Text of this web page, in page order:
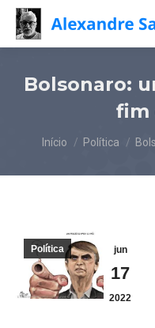
Bolsonaro:
fim
Você está aqui:
Início Política
jun
17
2022
Política